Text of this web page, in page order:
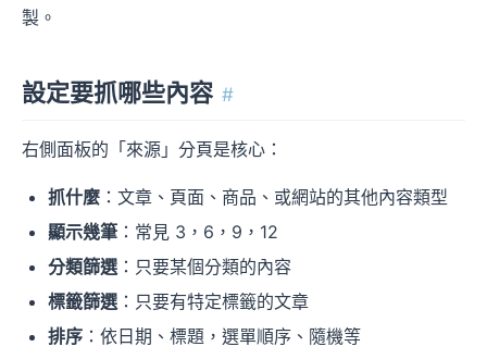
製。
設定要抓哪些內容 #
右側面板的「來源」分頁是核心：
抓什麼 ：文章、頁面、商品、或網站的其他內容類型
顯示幾筆 ：常見 3，6，9，12
分類篩選 ：只要某個分類的內容
標籤篩選 ：只要有特定標籤的文章
排序 ：依日期、標題，選單順序、隨機等